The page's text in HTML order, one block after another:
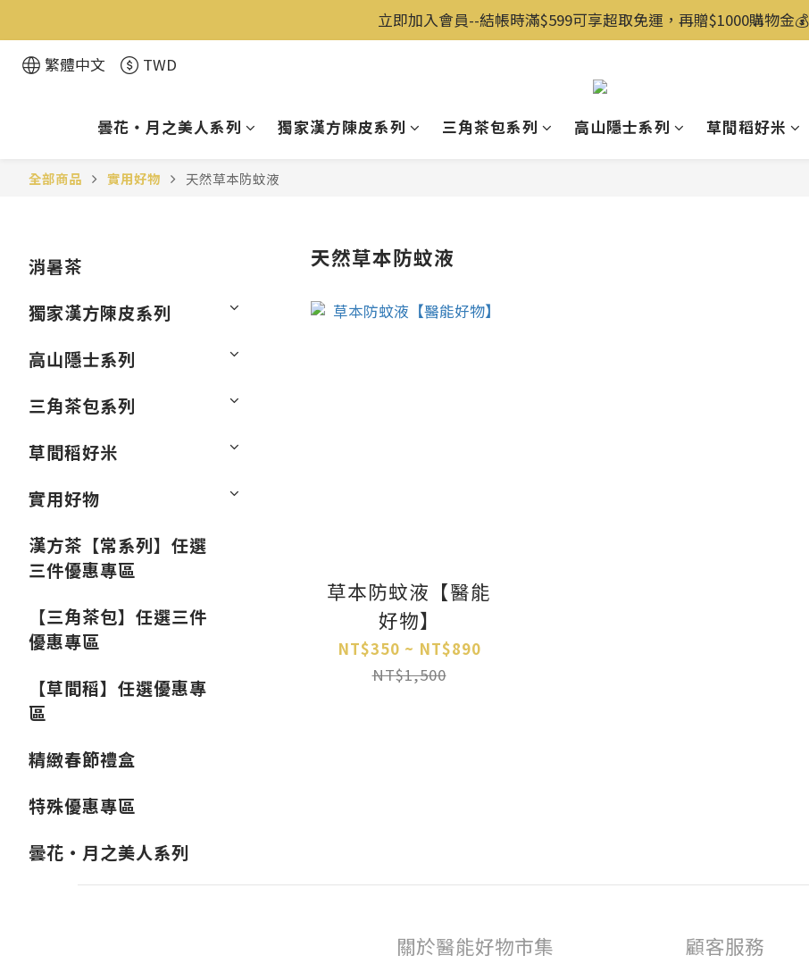
立即加入會員--結帳時滿$599可享超取免運，再贈$1000購物金
繁體中文 TWD
曇花・月之美人系列 獨家漢方陳皮系列 三角茶包系列 高山隱士系列 草間稻好米
全部商品 實用好物 天然草本防蚊液
消暑茶
獨家漢方陳皮系列
高山隱士系列
三角茶包系列
草間稻好米
實用好物
漢方茶【常系列】任選
三件優惠專區
【三角茶包】任選三件
優惠專區
【草間稻】任選優惠專
區
精緻春節禮盒
特殊優惠專區
曇花・月之美人系列
天然草本防蚊液
草本防蚊液【醫能
好物】
NT$350 ~ NT$890
NT$1,500
關於醫能好物市集 顧客服務